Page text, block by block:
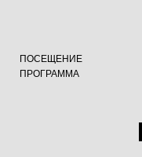
ПОСЕЩЕНИЕ
ПРОГРАММА